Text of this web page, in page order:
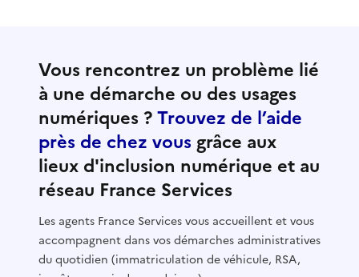
Vous rencontrez un problème lié
à une démarche ou des usages
numériques ?Trouvez de l’aide
près de chez vous grâce aux
lieux d'inclusion numérique et au
réseau France Services
Les agents France Services vous accueillent et vous
accompagnent dans vos démarches administratives
du quotidien (immatriculation de véhicule, RSA,